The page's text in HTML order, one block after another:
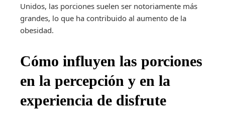
Unidos, las porciones suelen ser notoriamente más
grandes, lo que ha contribuido al aumento de la
obesidad.
Cómo influyen las porciones
en la percepción y en la
experiencia de disfrute